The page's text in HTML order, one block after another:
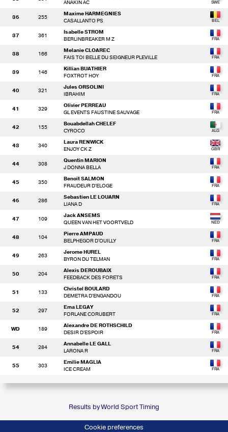
ANAKIN AC
36 255
Maxime HARMEGNIES
CASALLANTO PS
37 361
Isabelle STROM
BERLINBREAKER M Z
38 166
Melanie CLOAREC
FAIS TOI BELLE DU SEIGNEUR PLEVILLE
39 146
Killian BUATHIER
FOXTROT HOY
40 321
Jules ORSOLINI
IBRAHIM
41 329
Olivier PERREAU
GL EVENTS FAUSTINE SAUVAGE
42 155
Bouabdellah CHELEF
CYROCO
43 340
Laura RENWICK
ENJOY CK Z
44 308
Quentin MARION
J DONNA BELLA
45 350
Benoit SALMON
FRAUDEUR D'ELOGE
46 286
Sebastien LE LOUARN
LIANA D
47 109
Jack ANSEMS
QUEEN VAN HET VOORTVELD
48 104
Pierre AMPAUD
BELPHEGOR D'OUILLY
49 263
Jerome HUREL
BYRON DU TELMAN
50 204
Alexis DEROUBAIX
FEEDBACK DES FORETS
51 133
Christel BOULARD
DEMETRA D'ENGANDOU
52 297
Ema LEGAY
FORLANE CORUBERT
WD 189
Alexandre DE ROTHSCHILD
DESIR D'ESPOIR
54 284
Annabelle LE GALL
LARONA R
55 303
Emilie MAGLIA
ICE CREAM
Results by World Sport Timing
Cookie preferences